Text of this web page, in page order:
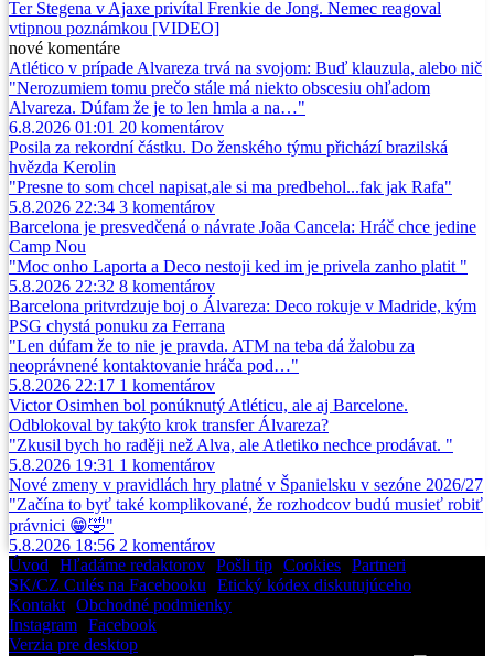
Ter Stegena v Ajaxe privítal Frenkie de Jong. Nemec reagoval
vtipnou poznámkou [VIDEO]
nové komentáre
Atlético v prípade Alvareza trvá na svojom: Buď klauzula, alebo nič
"Nerozumiem tomu prečo stále má niekto obscesiu ohľadom
Alvareza. Dúfam že je to len hmla a na…"
6.8.2026 01:01 20 komentárov
Posila za rekordní částku. Do ženského týmu přichází brazilská
hvězda Kerolin
"Presne to som chcel napisat,ale si ma predbehol...fak jak Rafa"
5.8.2026 22:34 3 komentárov
Barcelona je presvedčená o návrate Joãa Cancela: Hráč chce jedine
Camp Nou
"Moc onho Laporta a Deco nestoji ked im je privela zanho platit "
5.8.2026 22:32 8 komentárov
Barcelona pritvrdzuje boj o Álvareza: Deco rokuje v Madride, kým
PSG chystá ponuku za Ferrana
"Len dúfam že to nie je pravda. ATM na teba dá žalobu za
neoprávnené kontaktovanie hráča pod…"
5.8.2026 22:17 1 komentárov
Victor Osimhen bol ponúknutý Atléticu, ale aj Barcelone.
Odblokoval by takýto krok transfer Álvareza?
"Zkusil bych ho raději než Alva, ale Atletiko nechce prodávat. "
5.8.2026 19:31 1 komentárov
Nové zmeny v pravidlách hry platné v Španielsku v sezóne 2026/27
"Začína to byť také komplikované, že rozhodcov budú musieť robiť
právnici 😁🤣"
5.8.2026 18:56 2 komentárov
Úvod
Hľadáme redaktorov Pošli tip Cookies Partneri
SK/CZ Culés na Facebooku
Etický kódex diskutujúceho
Kontakt Obchodné podmienky
Instagram Facebook
Verzia pre desktop